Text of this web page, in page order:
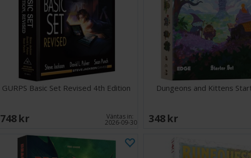
att det
kräver
Robusta
kaotiska
Rapscallion
och
sväljas av det
GURPS Basic Set Revised 4th Edition
748 SEK Väntas in:
2026-09-30
Dungeons and Kittens
348 SEK